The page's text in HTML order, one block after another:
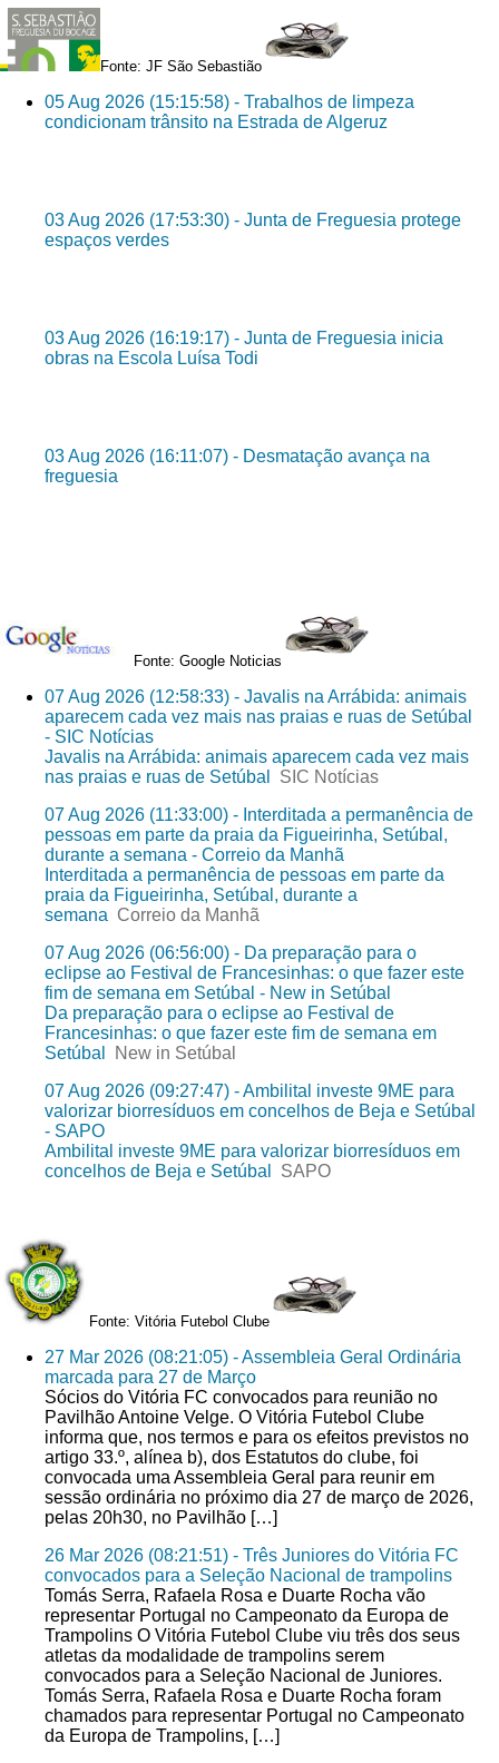
Fonte: JF São Sebastião
05 Aug 2026 (15:15:58) - Trabalhos de limpeza
condicionam trânsito na Estrada de Algeruz
03 Aug 2026 (17:53:30) - Junta de Freguesia protege
espaços verdes
03 Aug 2026 (16:19:17) - Junta de Freguesia inicia
obras na Escola Luísa Todi
03 Aug 2026 (16:11:07) - Desmatação avança na
freguesia
Fonte: Google Noticias
07 Aug 2026 (12:58:33) - Javalis na Arrábida: animais
aparecem cada vez mais nas praias e ruas de Setúbal
- SIC Notícias
Javalis na Arrábida: animais aparecem cada vez mais
nas praias e ruas de Setúbal
SIC Notícias
07 Aug 2026 (11:33:00) - Interditada a permanência de
pessoas em parte da praia da Figueirinha, Setúbal,
durante a semana - Correio da Manhã
Interditada a permanência de pessoas em parte da
praia da Figueirinha, Setúbal, durante a
semana Correio da Manhã
07 Aug 2026 (06:56:00) - Da preparação para o
eclipse ao Festival de Francesinhas: o que fazer este
fim de semana em Setúbal - New in Setúbal
Da preparação para o eclipse ao Festival de
Francesinhas: o que fazer este fim de semana em
Setúbal
New in Setúbal
07 Aug 2026 (09:27:47) - Ambilital investe 9ME para
valorizar biorresíduos em concelhos de Beja e Setúbal
- SAPO
Ambilital investe 9ME para valorizar biorresíduos em
concelhos de Beja e Setúbal
SAPO
Fonte: Vitória Futebol Clube
27 Mar 2026 (08:21:05) - Assembleia Geral Ordinária
marcada para 27 de Março
Sócios do Vitória FC convocados para reunião no
Pavilhão Antoine Velge. O Vitória Futebol Clube
informa que, nos termos e para os efeitos previstos no
artigo 33.º, alínea b), dos Estatutos do clube, foi
convocada uma Assembleia Geral para reunir em
sessão ordinária no próximo dia 27 de março de 2026,
pelas 20h30, no Pavilhão […]
26 Mar 2026 (08:21:51) - Três Juniores do Vitória FC
convocados para a Seleção Nacional de trampolins
Tomás Serra, Rafaela Rosa e Duarte Rocha vão
representar Portugal no Campeonato da Europa de
Trampolins O Vitória Futebol Clube viu três dos seus
atletas da modalidade de trampolins serem
convocados para a Seleção Nacional de Juniores.
Tomás Serra, Rafaela Rosa e Duarte Rocha foram
chamados para representar Portugal no Campeonato
da Europa de Trampolins, […]